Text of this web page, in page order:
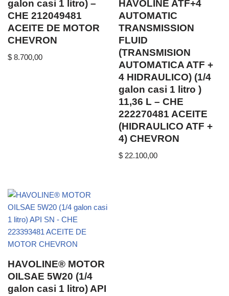
galon casi 1 litro) –
CHE 212049481
ACEITE DE MOTOR
CHEVRON
$ 8.700,00
HAVOLINE ATF+4
AUTOMATIC
TRANSMISSION
FLUID
(TRANSMISION
AUTOMATICA ATF +
4 HIDRAULICO) (1/4
galon casi 1 litro )
11,36 L – CHE
222270481 ACEITE
(HIDRAULICO ATF +
4) CHEVRON
$ 22.100,00
HAVOLINE® MOTOR
OILSAE 5W20 (1/4
galon casi 1 litro) API